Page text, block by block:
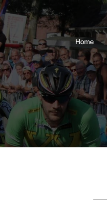
Home